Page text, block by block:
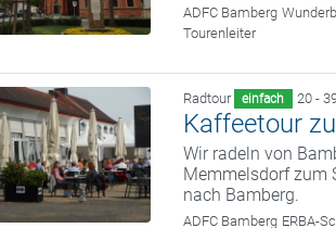
ADFC Bamberg
Tourenleiter
Radtour einfach 20 -
Kaffeetour
Wir radeln von
Memmelsdorf zum
nach Bamberg.
ADFC Bamberg ERBA-